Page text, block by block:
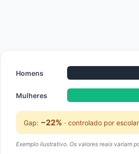
Homens
Mulheres
Gap: −22% · controlado por
Exemplo ilustrativo. Os valores reais variam